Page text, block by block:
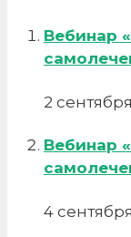
Вебинар
2
Вебинар
4